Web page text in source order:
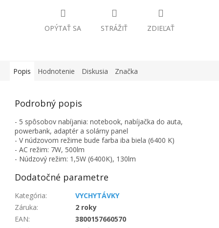
OPÝTAŤ SA STRÁŽIŤ ZDIEĽAŤ
Popis Hodnotenie Diskusia Značka
Podrobný popis
- 5 spôsobov nabíjania: notebook, nabíjačka do auta,
powerbank, adaptér a solárny panel
- V núdzovom režime bude farba iba biela (6400 K)
- AC režim: 7W, 500lm
- Núdzový režim: 1,5W (6400K), 130lm
Dodatočné parametre
Kategória:
VYCHYTÁVKY
Záruka:
2 roky
EAN:
3800157660570